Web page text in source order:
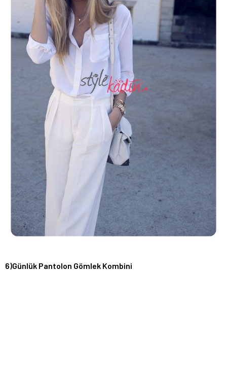
6)Günlük Pantolon Gömlek Kombini